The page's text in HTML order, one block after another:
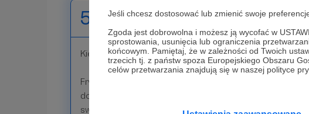
Jeśli chcesz dostosować lub zmienić swoje
Zgoda jest dobrowolna i możesz ją wycofać w
sprostowania, usunięcia lub ograniczenia
końcowym. Pamiętaj, że w zależności od Twoich
trzecich tj. z państw spoza Europejskiego Obszaru
celów przetwarzania znajdują się w naszej polityce
50 zł
Kieszonkowe dla Frytki 💛
Frytka to 6 letnia suka w typie kaukaza, która całe swoje
dotychczasowe życie spędziła na łańcuchu. Dzięki
swojej ludzkiej sąsiadki, jej determinacji udało się Frytkę